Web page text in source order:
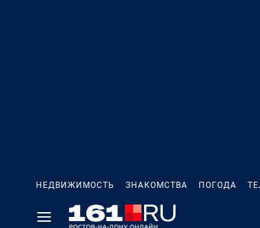
НЕДВИЖИМОСТЬ ЗНАКОМСТВА ПОГОДА